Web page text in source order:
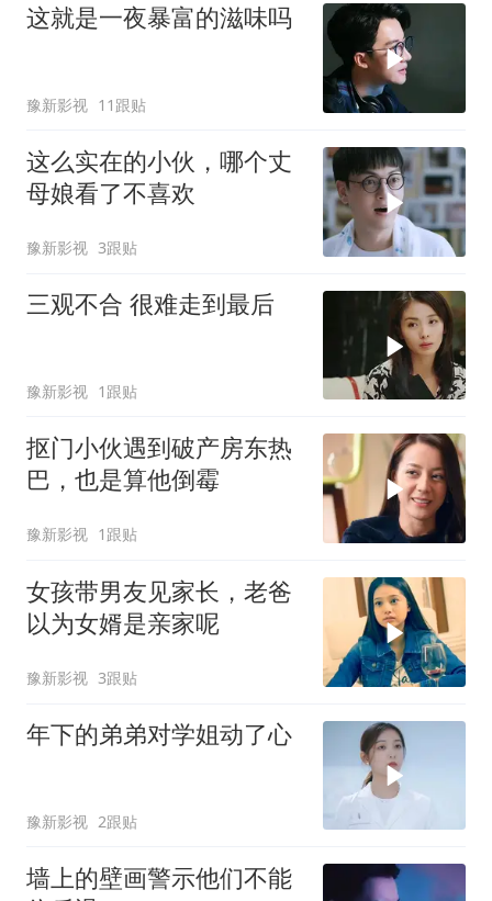
这就是一夜暴富的滋味吗
豫新影视 11跟贴
这么实在的小伙，哪个丈
母娘看了不喜欢
豫新影视 3跟贴
三观不合 很难走到最后
豫新影视 1跟贴
抠门小伙遇到破产房东热
巴，也是算他倒霉
豫新影视 1跟贴
女孩带男友见家长，老爸
以为女婿是亲家呢
豫新影视 3跟贴
年下的弟弟对学姐动了心
豫新影视 2跟贴
墙上的壁画警示他们不能